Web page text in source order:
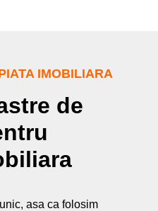
IMOBILIARA
de
asa ca folosim